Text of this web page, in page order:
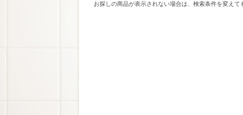
お探しの商品が表示されない場合は、検索条件を変えて